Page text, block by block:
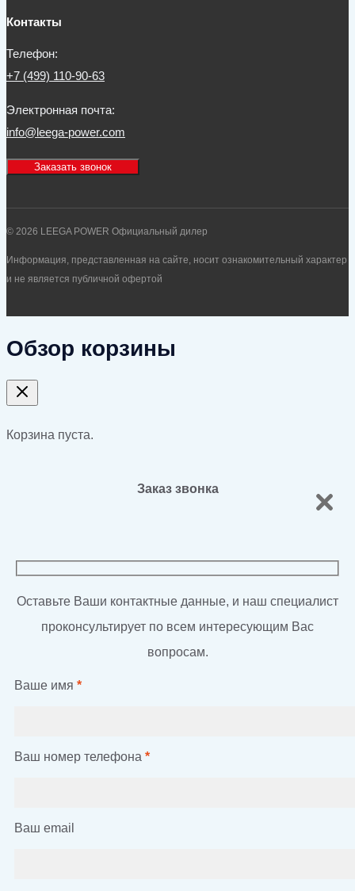
Контакты
Телефон:
+7 (499) 110-90-63
Электронная почта:
info@leega-power.com
Заказать звонок
© 2026 LEEGA POWER Официальный дилер
Информация, представленная на сайте, носит ознакомительный характер
и не является публичной офертой
Обзор корзины
Корзина пуста.
Заказ звонка
Оставьте Ваши контактные данные, и наш специалист
проконсультирует по всем интересующим Вас
вопросам.
Ваше имя *
Ваш номер телефона *
Ваш email